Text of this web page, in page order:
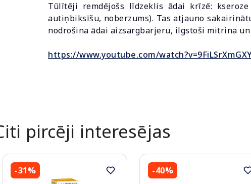
Tūlītēji remdējošs līdzeklis ādai krīzē:
autiņbiksīšu, noberzums). Tas atjauno
nodrošina ādai aizsargbarjeru, ilgstoši mitrina
https://www.youtube.com/
pircēji interesējas
-31% -40%